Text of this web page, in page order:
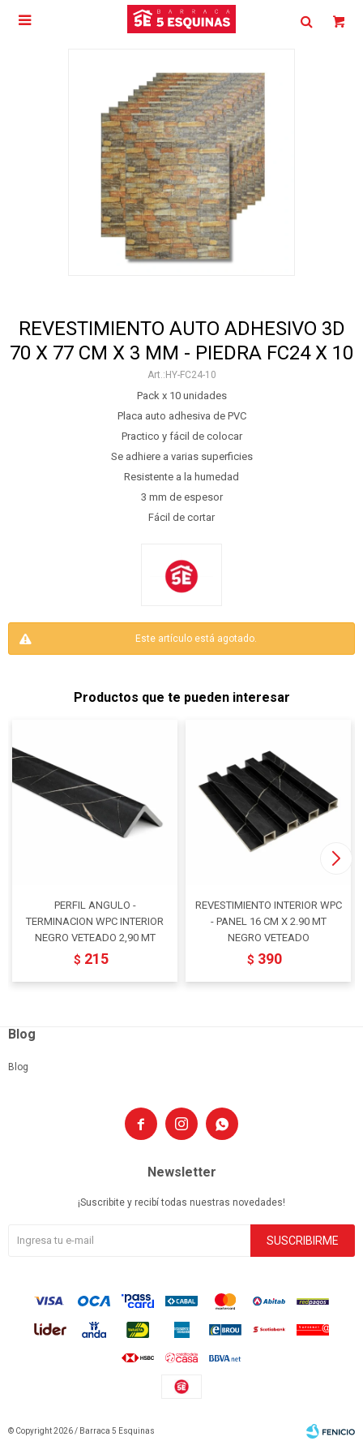

REVESTIMIENTO AUTO ADHESIVO 3D
70 X 77 CM X 3 MM - PIEDRA FC24 X 10
HY-FC24-10
Pack x 10 unidades
Placa auto adhesiva de PVC
Practico y fácil de colocar
Se adhiere a varias superficies
Resistente a la humedad
3 mm de espesor
Fácil de cortar
Este artículo está agotado.
Productos que te pueden interesar
PERFIL ANGULO -
TERMINACION WPC INTERIOR
NEGRO VETEADO 2,90 MT
$ 215
REVESTIMIENTO INTERIOR WPC
- PANEL 16 CM X 2.90 MT
NEGRO VETEADO
$ 390
  
Blog
Blog
Newsletter
¡Suscribite y recibí todas nuestras novedades!
SUSCRIBIRME
© Copyright 2026 / Barraca 5 Esquinas